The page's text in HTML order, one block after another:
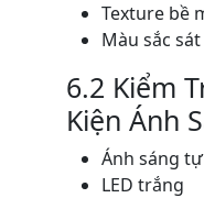
Texture bề
Màu sắc
6.2 Kiểm
Kiện Ánh
Ánh sáng
LED trắng